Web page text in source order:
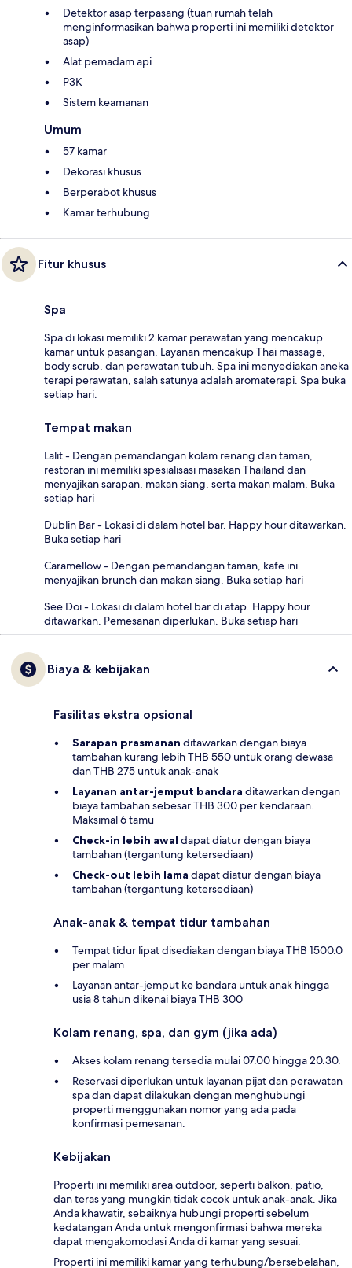
Detektor asap terpasang (tuan rumah telah
menginformasikan bahwa properti ini memiliki detektor
asap)
Alat pemadam api
P3K
Sistem keamanan
Umum
57 kamar
Dekorasi khusus
Berperabot khusus
Kamar terhubung
Fitur khusus
Spa
Spa di lokasi memiliki 2 kamar perawatan yang mencakup
kamar untuk pasangan. Layanan mencakup Thai massage,
body scrub, dan perawatan tubuh. Spa ini menyediakan aneka
terapi perawatan, salah satunya adalah aromaterapi. Spa buka
setiap hari.
Tempat makan
Lalit - Dengan pemandangan kolam renang dan taman,
restoran ini memiliki spesialisasi masakan Thailand dan
menyajikan sarapan, makan siang, serta makan malam. Buka
setiap hari
Dublin Bar - Lokasi di dalam hotel bar. Happy hour ditawarkan.
Buka setiap hari
Caramellow - Dengan pemandangan taman, kafe ini
menyajikan brunch dan makan siang. Buka setiap hari
See Doi - Lokasi di dalam hotel bar di atap. Happy hour
ditawarkan. Pemesanan diperlukan. Buka setiap hari
Biaya & kebijakan
Fasilitas ekstra opsional
Sarapan prasmanan ditawarkan dengan biaya
tambahan kurang lebih THB 550 untuk orang dewasa
dan THB 275 untuk anak-anak
Layanan antar-jemput bandara ditawarkan dengan
biaya tambahan sebesar THB 300 per kendaraan.
Maksimal 6 tamu
Check-in lebih awal dapat diatur dengan biaya
tambahan (tergantung ketersediaan)
Check-out lebih lama dapat diatur dengan biaya
tambahan (tergantung ketersediaan)
Anak-anak & tempat tidur tambahan
Tempat tidur lipat disediakan dengan biaya THB 1500.0
per malam
Layanan antar-jemput ke bandara untuk anak hingga
usia 8 tahun dikenai biaya THB 300
Kolam renang, spa, dan gym (jika ada)
Akses kolam renang tersedia mulai 07.00 hingga 20.30.
Reservasi diperlukan untuk layanan pijat dan perawatan
spa dan dapat dilakukan dengan menghubungi
properti menggunakan nomor yang ada pada
konfirmasi pemesanan.
Kebijakan
Properti ini memiliki area outdoor, seperti balkon, patio,
dan teras yang mungkin tidak cocok untuk anak-anak. Jika
Anda khawatir, sebaiknya hubungi properti sebelum
kedatangan Anda untuk mengonfirmasi bahwa mereka
dapat mengakomodasi Anda di kamar yang sesuai.
Properti ini memiliki kamar yang terhubung/bersebelahan,